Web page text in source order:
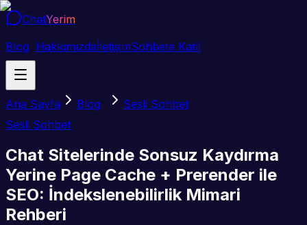
ChatYerim
Blog HakkımızdaİletişimSohbete Katıl
Ana Sayfa Blog
Sesli Sohbet
Sesli Sohbet
Chat Sitelerinde Sonsuz Kaydırma
Yerine Page Cache + Prerender ile
SEO: İndekslenebilirlik Mimari
Rehberi